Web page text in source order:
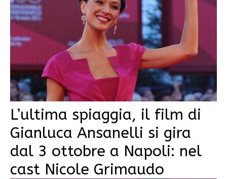
L’ultima spiaggia, il film di
Gianluca Ansanelli si gira
dal 3 ottobre a Napoli: nel
cast Nicole Grimaudo